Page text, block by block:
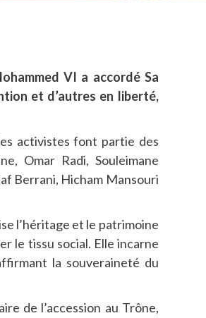
VI a accordé Sa
et d’autres en liberté,
activistes font partie des
Omar Radi, Souleimane
Berrani, Hicham Mansouri
l’héritage et le patrimoine
le tissu social. Elle incarne
la souveraineté du
de l’accession au Trône,